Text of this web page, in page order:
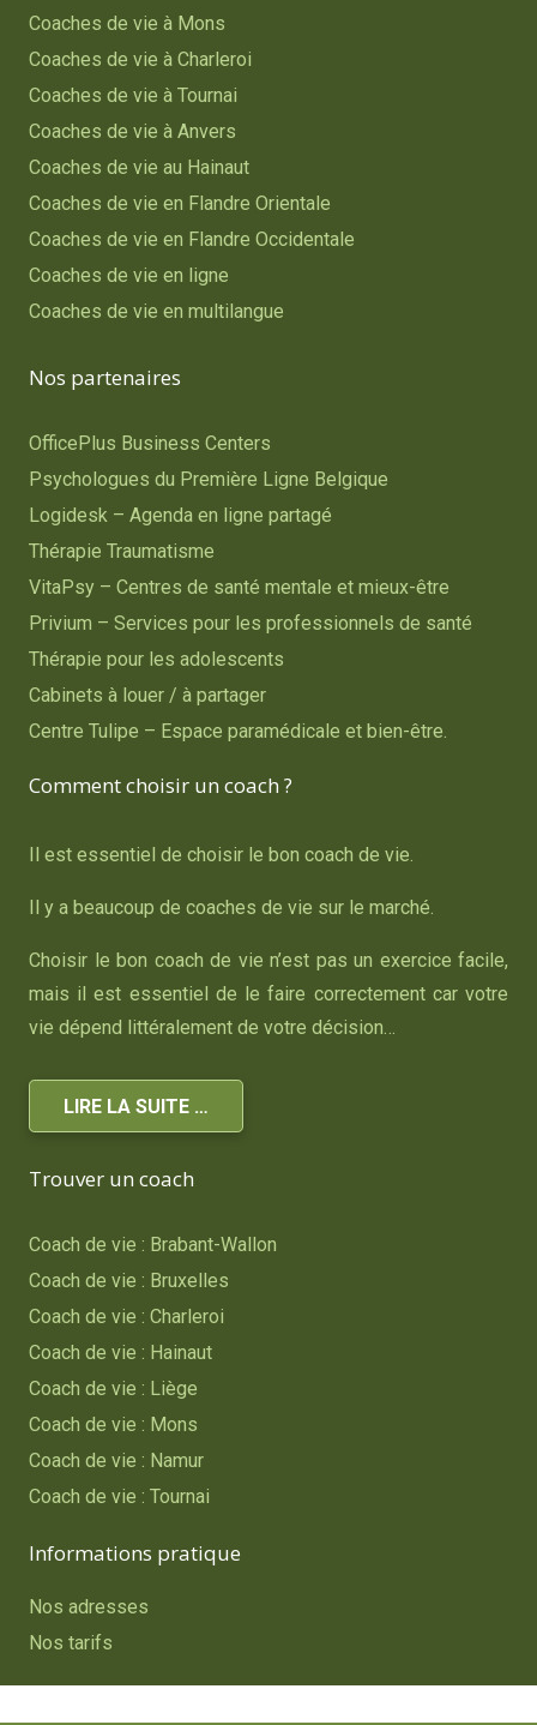
Coaches de vie à Mons
Coaches de vie à Charleroi
Coaches de vie à Tournai
Coaches de vie à Anvers
Coaches de vie au Hainaut
Coaches de vie en Flandre Orientale
Coaches de vie en Flandre Occidentale
Coaches de vie en ligne
Coaches de vie en multilangue
Nos partenaires
OfficePlus Business Centers
Psychologues du Première Ligne Belgique
Logidesk – Agenda en ligne partagé
Thérapie Traumatisme
VitaPsy – Centres de santé mentale et mieux-être
Privium – Services pour les professionnels de santé
Thérapie pour les adolescents
Cabinets à louer / à partager
Centre Tulipe – Espace paramédicale et bien-être.
Comment choisir un coach ?
Il est essentiel de choisir le bon coach de vie.
Il y a beaucoup de coaches de vie sur le marché.
Choisir le bon coach de vie n’est pas un exercice facile,
mais il est essentiel de le faire correctement car votre
vie dépend littéralement de votre décision…
LIRE LA SUITE …
Trouver un coach
Coach de vie : Brabant-Wallon
Coach de vie : Bruxelles
Coach de vie : Charleroi
Coach de vie : Hainaut
Coach de vie : Liège
Coach de vie : Mons
Coach de vie : Namur
Coach de vie : Tournai
Informations pratique
Nos adresses
Nos tarifs